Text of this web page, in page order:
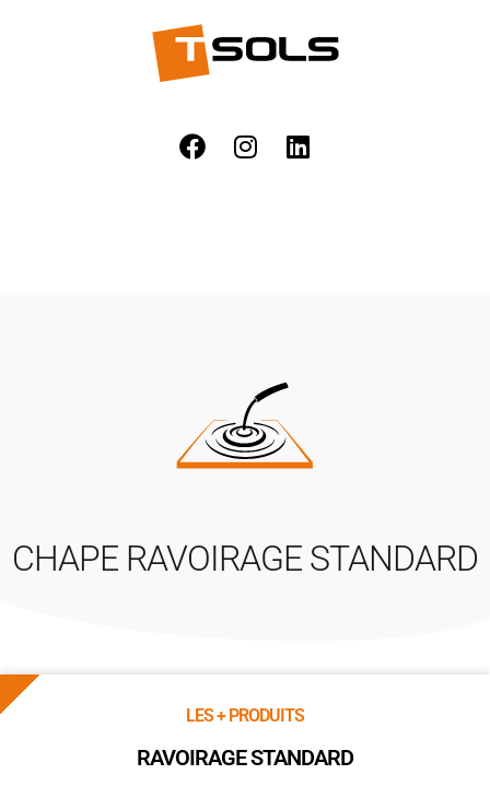
CHAPE RAVOIRAGE STANDARD
LES + PRODUITS
RAVOIRAGE STANDARD